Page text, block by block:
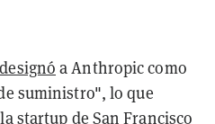
designó a Anthropic como
suministro", lo que
startup de San Francisco